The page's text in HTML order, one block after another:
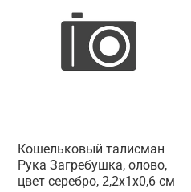
Кошельковый талисман
Рука Загребушка, олово,
цвет серебро, 2,2х1х0,6 см